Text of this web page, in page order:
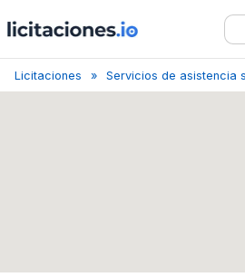
Licitaciones Servicios de asistencia